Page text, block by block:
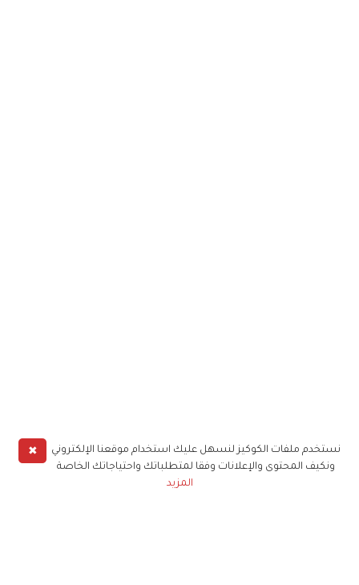
✖
نستخدم ملفات الكوكيز لنسهل عليك استخدام موقعنا الإلكتروني
ونكيف المحتوى والإعلانات وفقا لمتطلباتك واحتياجاتك الخاصة
المزيد